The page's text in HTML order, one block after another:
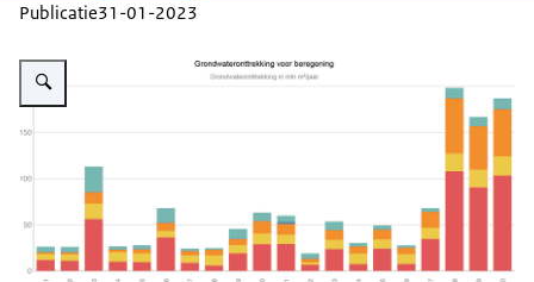
Publicatie31-01-2023
Vergroot afbeelding Visuele statistieken grondwateronttrekkingen